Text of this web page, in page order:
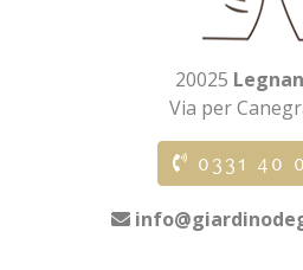
20025
Via per
0331 40